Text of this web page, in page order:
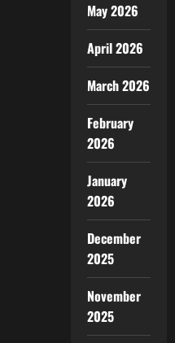
May 2026
April 2026
March 2026
February
2026
January
2026
December
2025
November
2025